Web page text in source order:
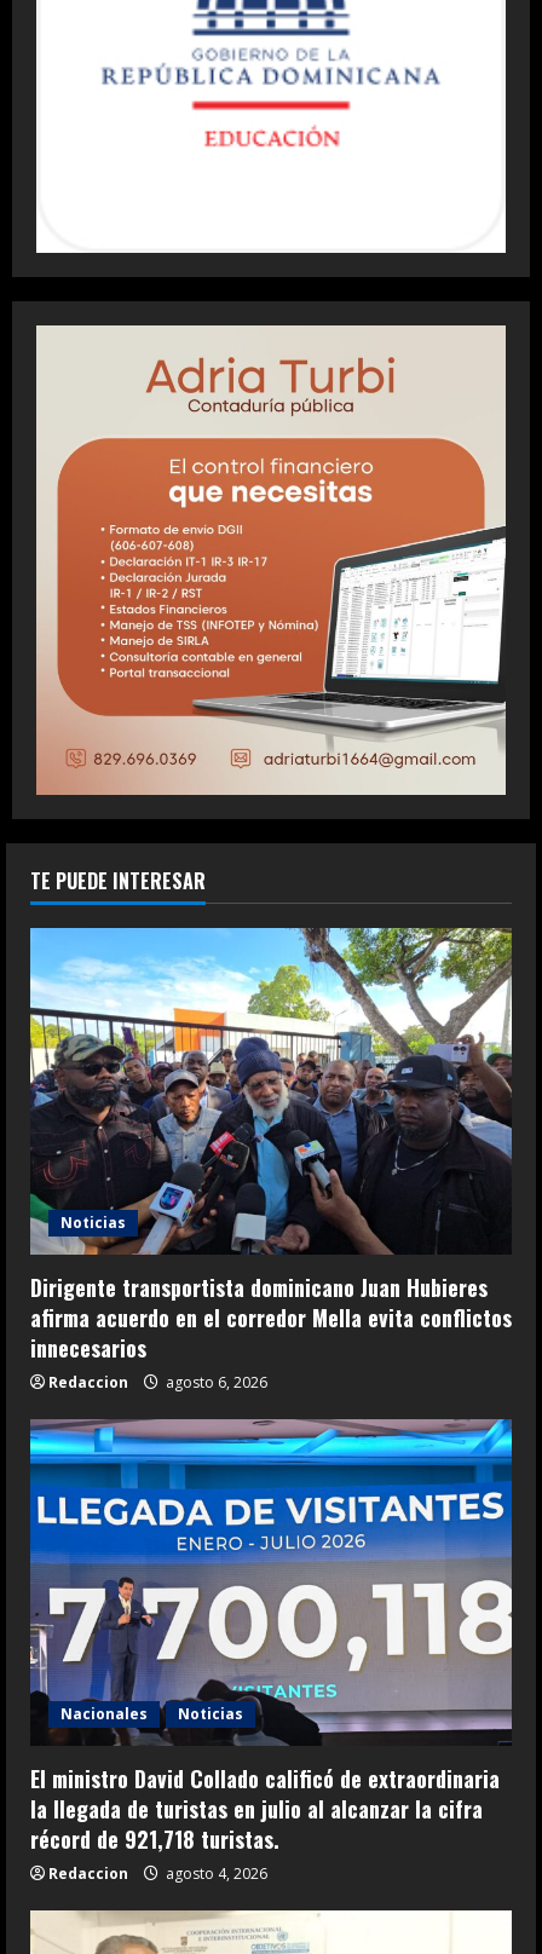
TE PUEDE INTERESAR
Noticias
Dirigente transportista dominicano Juan Hubieres
afirma acuerdo en el corredor Mella evita conflictos
innecesarios
Redaccion agosto 6, 2026
Nacionales Noticias
El ministro David Collado calificó de extraordinaria
la llegada de turistas en julio al alcanzar la cifra
récord de 921,718 turistas.
Redaccion agosto 4, 2026